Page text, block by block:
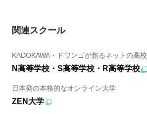
関連スクール
KADOKAWA・ドワンゴが創るネットの高校
N高等学校・S高等学校・R高等学校
日本発の本格的なオンライン大学
ZEN大学